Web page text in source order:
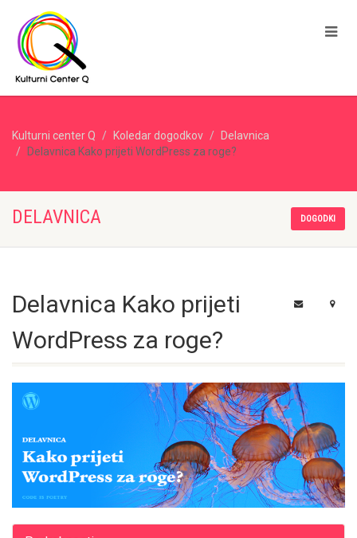
Kulturni center Q Koledar dogodkov
Delavnica
Delavnica Kako prijeti WordPress za roge?
DELAVNICA DOGODKI
Delavnica Kako prijeti
WordPress za roge?